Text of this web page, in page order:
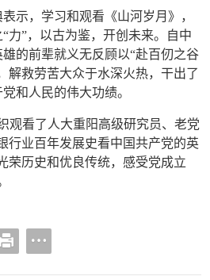
示，学习和观看《山河岁月》，
力”，以古为鉴，开创未来。自中
的前辈就义无反顾以“赴百仞之谷
解救劳苦大众于水深火热，干出了
和人民的伟大功绩。
观看了人大重阳高级研究员、老党
行业百年发展史看中国共产党的英
荣历史和优良传统，感受党成立